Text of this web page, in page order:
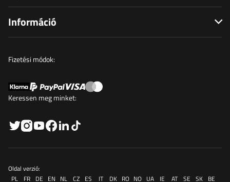
Információ
Fizetési módok:
Keressen meg minket:
Oldal verzió:
PL
FR DE EN NL CZ ES IT DK RO NO UA IE AT SE SK BE